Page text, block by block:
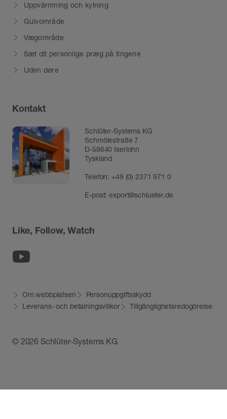
Uppvärmning och kylning
Gulvområde
Vægområde
Sæt dit personlige præg på tingene
Uden døre
Kontakt
Schlüter-Systems KG
Schmölestraße 7
D-58640 Iserlohn
Tyskland
Telefon:+49 (0) 2371 971 0
E-post:export@schlueter.de
Like, Follow, Watch
© 2026 Schlüter-Systems KG
Om webbplatsen
Personuppgiftsskydd
Leverans- och betalningsvillkor
Tillgänglighetsredogörelse